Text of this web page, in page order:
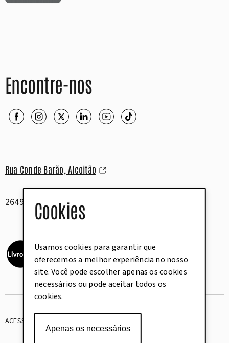
Cookies
Usamos cookies para garantir que
oferecemos a melhor experiência no nosso
site. Você pode escolher apenas os cookies
necessários ou pode aceitar todos os
cookies.
Apenas os necessários
Encontre-nos
Rua Conde Barão, Alcoitão
2649-506 Alcabideche
ACESSIBILIDADE